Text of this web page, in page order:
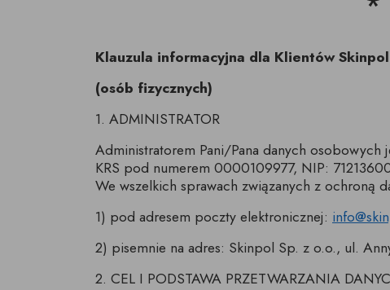
PUFY, ŁAWKI
sofy w skórze
BAROWE
BLATY, DESKI
MISY, TALERZE,
BAROWE
PÓŁKI WISZĄCE,
SKRZYNIE, KOSZE,
POJEMNIKI
WKRÓTCE
Klauzula informacyjna dla Klientów
(osób fizycznych)
1. ADMINISTRATOR
Administratorem Pani/Pana danych
KRS pod numerem 0000109977, NIP:
We wszelkich sprawach związanych z ochroną
1) pod adresem poczty elektronicznej:
2) pisemnie na adres: Skinpol Sp. z o.o., ul.
2. CEL I PODSTAWA PRZETWARZANIA